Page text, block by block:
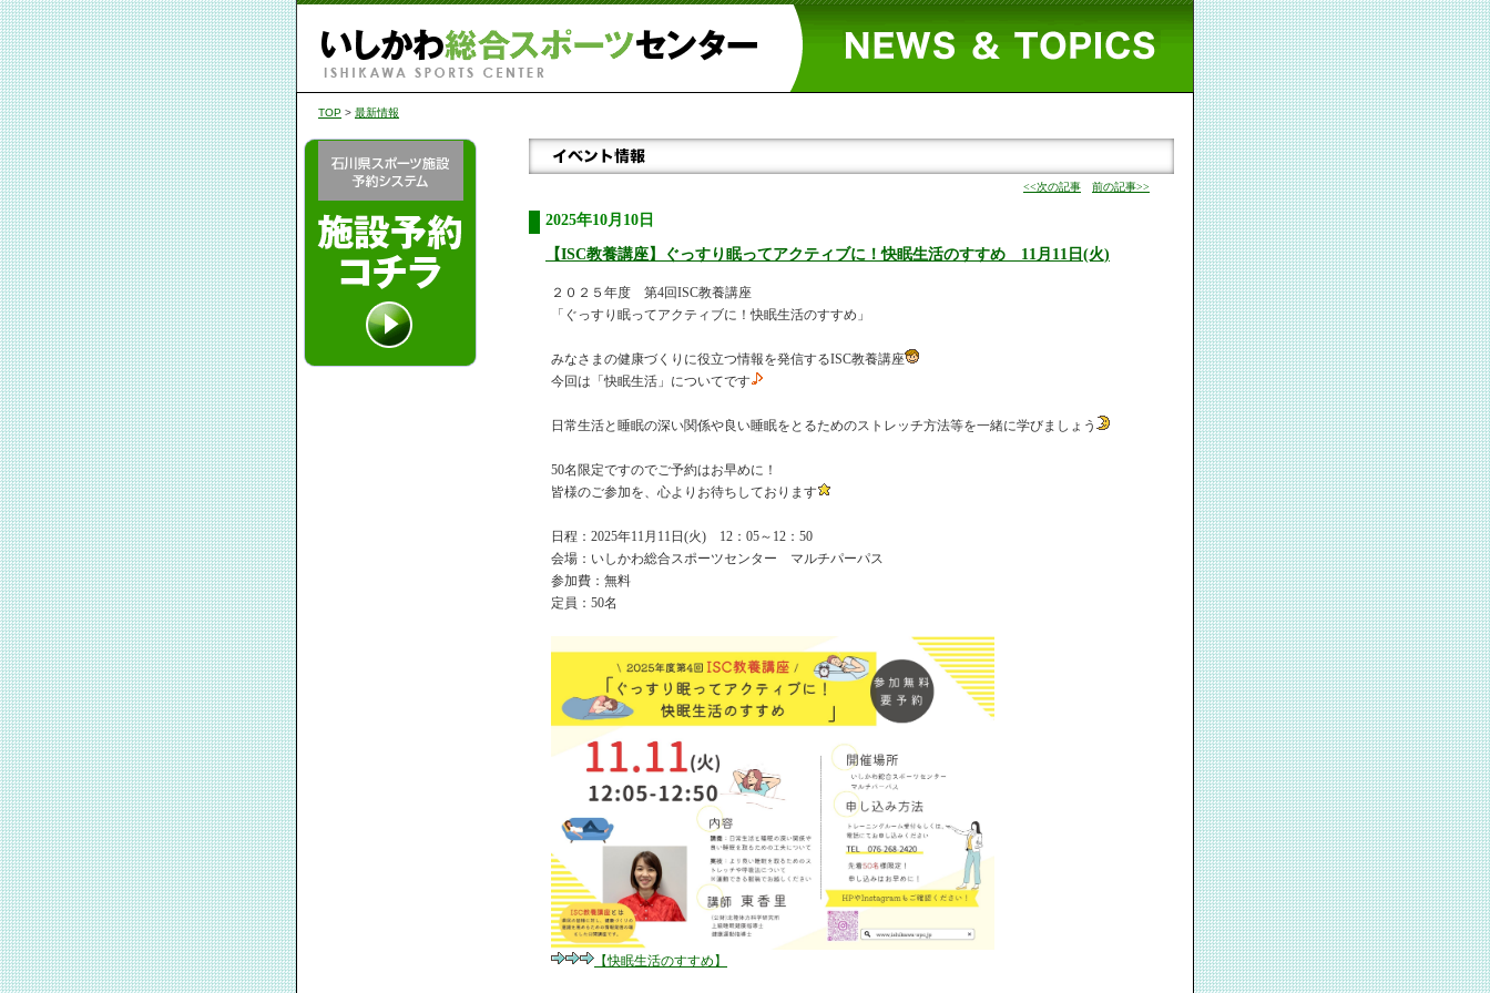
TOP > 最新情報
<<次の記事 前の記事>>
2025年10月10日
【ISC教養講座】ぐっすり眠ってアクティブに！快眠生活のすすめ 11月11日(火)
２０２５年度 第4回ISC教養講座
「ぐっすり眠ってアクティブに！快眠生活のすすめ」
みなさまの健康づくりに役立つ情報を発信するISC教養講座
今回は「快眠生活」についてです
日常生活と睡眠の深い関係や良い睡眠をとるためのストレッチ方法等を一緒に学びましょう
50名限定ですのでご予約はお早めに！
皆様のご参加を、心よりお待ちしております
日程：2025年11月11日(火) 12：05～12：50
会場：いしかわ総合スポーツセンター マルチパーパス
参加費：無料
定員：50名
【快眠生活のすすめ】